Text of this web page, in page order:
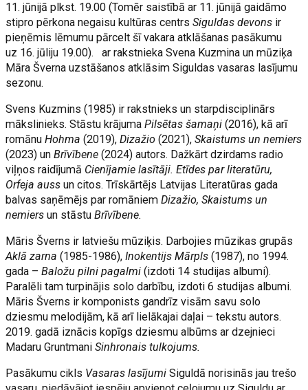
11. jūnijā plkst. 19.00 (Tomēr saistībā ar 11. jūnijā gaidāmo
stipro pērkona negaisu kultūras centrsSiguldas devons ir
pieņēmis lēmumu pārcelt šī vakara atklāšanas pasākumu
uz 16. jūliju 19.00). ar rakstnieka Svena Kuzmina un mūziķa
Māra Šverna uzstāšanos atklāsim Siguldas vasaras lasījumu
sezonu.
Svens Kuzmins (1985) ir rakstnieks un starpdisciplinārs
mākslinieks. Stāstu krājumaPilsētas šamaņi(2016), kā arī
romānu Hohma(2019),Dizažio (2021),Skaistums un nemiers
(2023) un Brīvībene (2024) autors. Dažkārt dzirdams radio
viļņos raidījumā Cienījamie lasītāji. Etīdes par literatūru,
Orfeja auss un citos. Trīskārtējs Latvijas Literatūras gada
balvas saņēmējs par romāniem Dizažio, Skaistums un
nemiers un stāstuBrīvībene.
Māris Šverns ir latviešu mūziķis. Darbojies mūzikas grupās
Aklā zarna(1985-1986),Inokentijs Mārpls (1987), no 1994.
gada –Baložu pilni pagalmi (izdoti 14 studijas albumi).
Paralēli tam turpinājis solo darbību, izdoti 6 studijas albumi.
Māris Šverns ir komponists gandrīz visām savu solo
dziesmu melodijām, kā arī lielākajai daļai – tekstu autors.
2019. gadā iznācis kopīgs dziesmu albūms ar dzejnieci
Madaru GruntmaniSinhronais tulkojums.
Pasākumu cikls Vasaras lasījumiSiguldā norisinās jau trešo